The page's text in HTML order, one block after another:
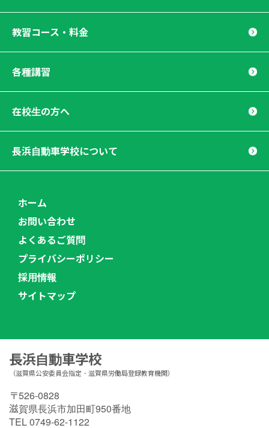
教習コース・料金
各種講習
在校生の方へ
長浜自動車学校について
ホーム
お問い合わせ
よくあるご質問
プライバシーポリシー
採用情報
サイトマップ
長浜自動車学校
（滋賀県公安委員会指定・滋賀県労働局登録教育機関）
〒526-0828
滋賀県長浜市加田町950番地
TEL 0749-62-1122